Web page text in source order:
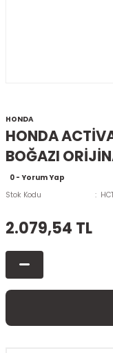
HONDA
HONDA
BOĞAZI
0 - Yorum Yap
Stok Kodu
2.079,54 TL